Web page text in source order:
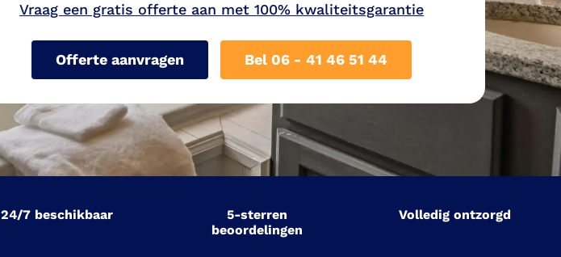
Vraag een gratis offerte aan met 100% kwaliteitsgarantie
Offerte aanvragen Bel 06 - 41 46 51 44
24/7 beschikbaar
5-sterren
beoordelingen
Volledig ontzorgd